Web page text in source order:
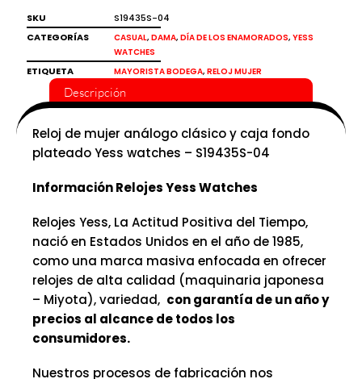
SKU
S19435S-04
CATEGORÍAS
CASUAL, DAMA, DÍA DE LOS ENAMORADOS, YESS
WATCHES
ETIQUETA MAYORISTA BODEGA, RELOJ MUJER
Descripción
Reloj de mujer análogo clásico y caja fondo
plateado Yess watches – S19435S-04
Información Relojes Yess Watches
Relojes Yess, La Actitud Positiva del Tiempo,
nació en Estados Unidos en el año de 1985,
como una marca masiva enfocada en ofrecer
relojes de alta calidad (maquinaria japonesa
– Miyota), variedad, con garantía de un año y
precios al alcance de todos los
consumidores.
Nuestros procesos de fabricación nos